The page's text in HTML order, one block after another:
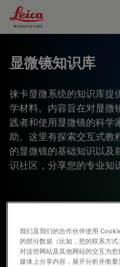
Leica Microsystems Logo
显微镜知识库
徕卡显微系统的知识库提
学材料。内容旨在对显微
践者和使用显微镜的科学
助。这里有探索交互式教
的显微镜的基础知识以
识社区，分享您的专业知
我们及我们的合作伙伴使用
的部分数据（比如，您的联系方
对这些网站及其他网站的交互为
媒体上分享内容，展开分析并衡